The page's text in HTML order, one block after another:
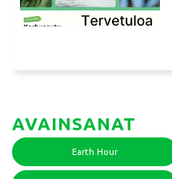
AVAINSANAT
Earth Hour